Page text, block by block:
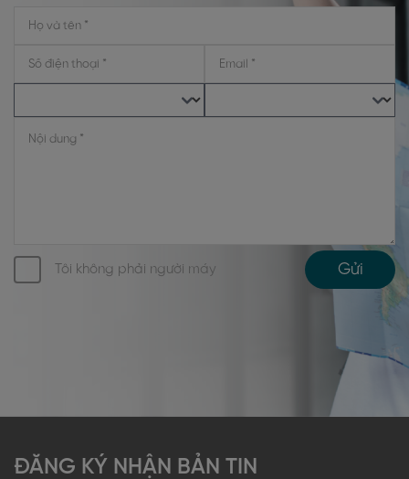
Tôi không phải người máy Gửi
ĐĂNG KÝ NHẬN BẢN TIN